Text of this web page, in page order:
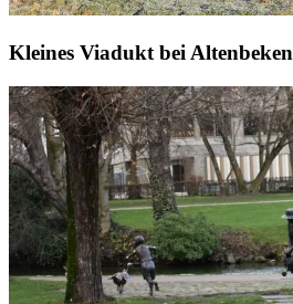
Kleines Viadukt bei Altenbeken